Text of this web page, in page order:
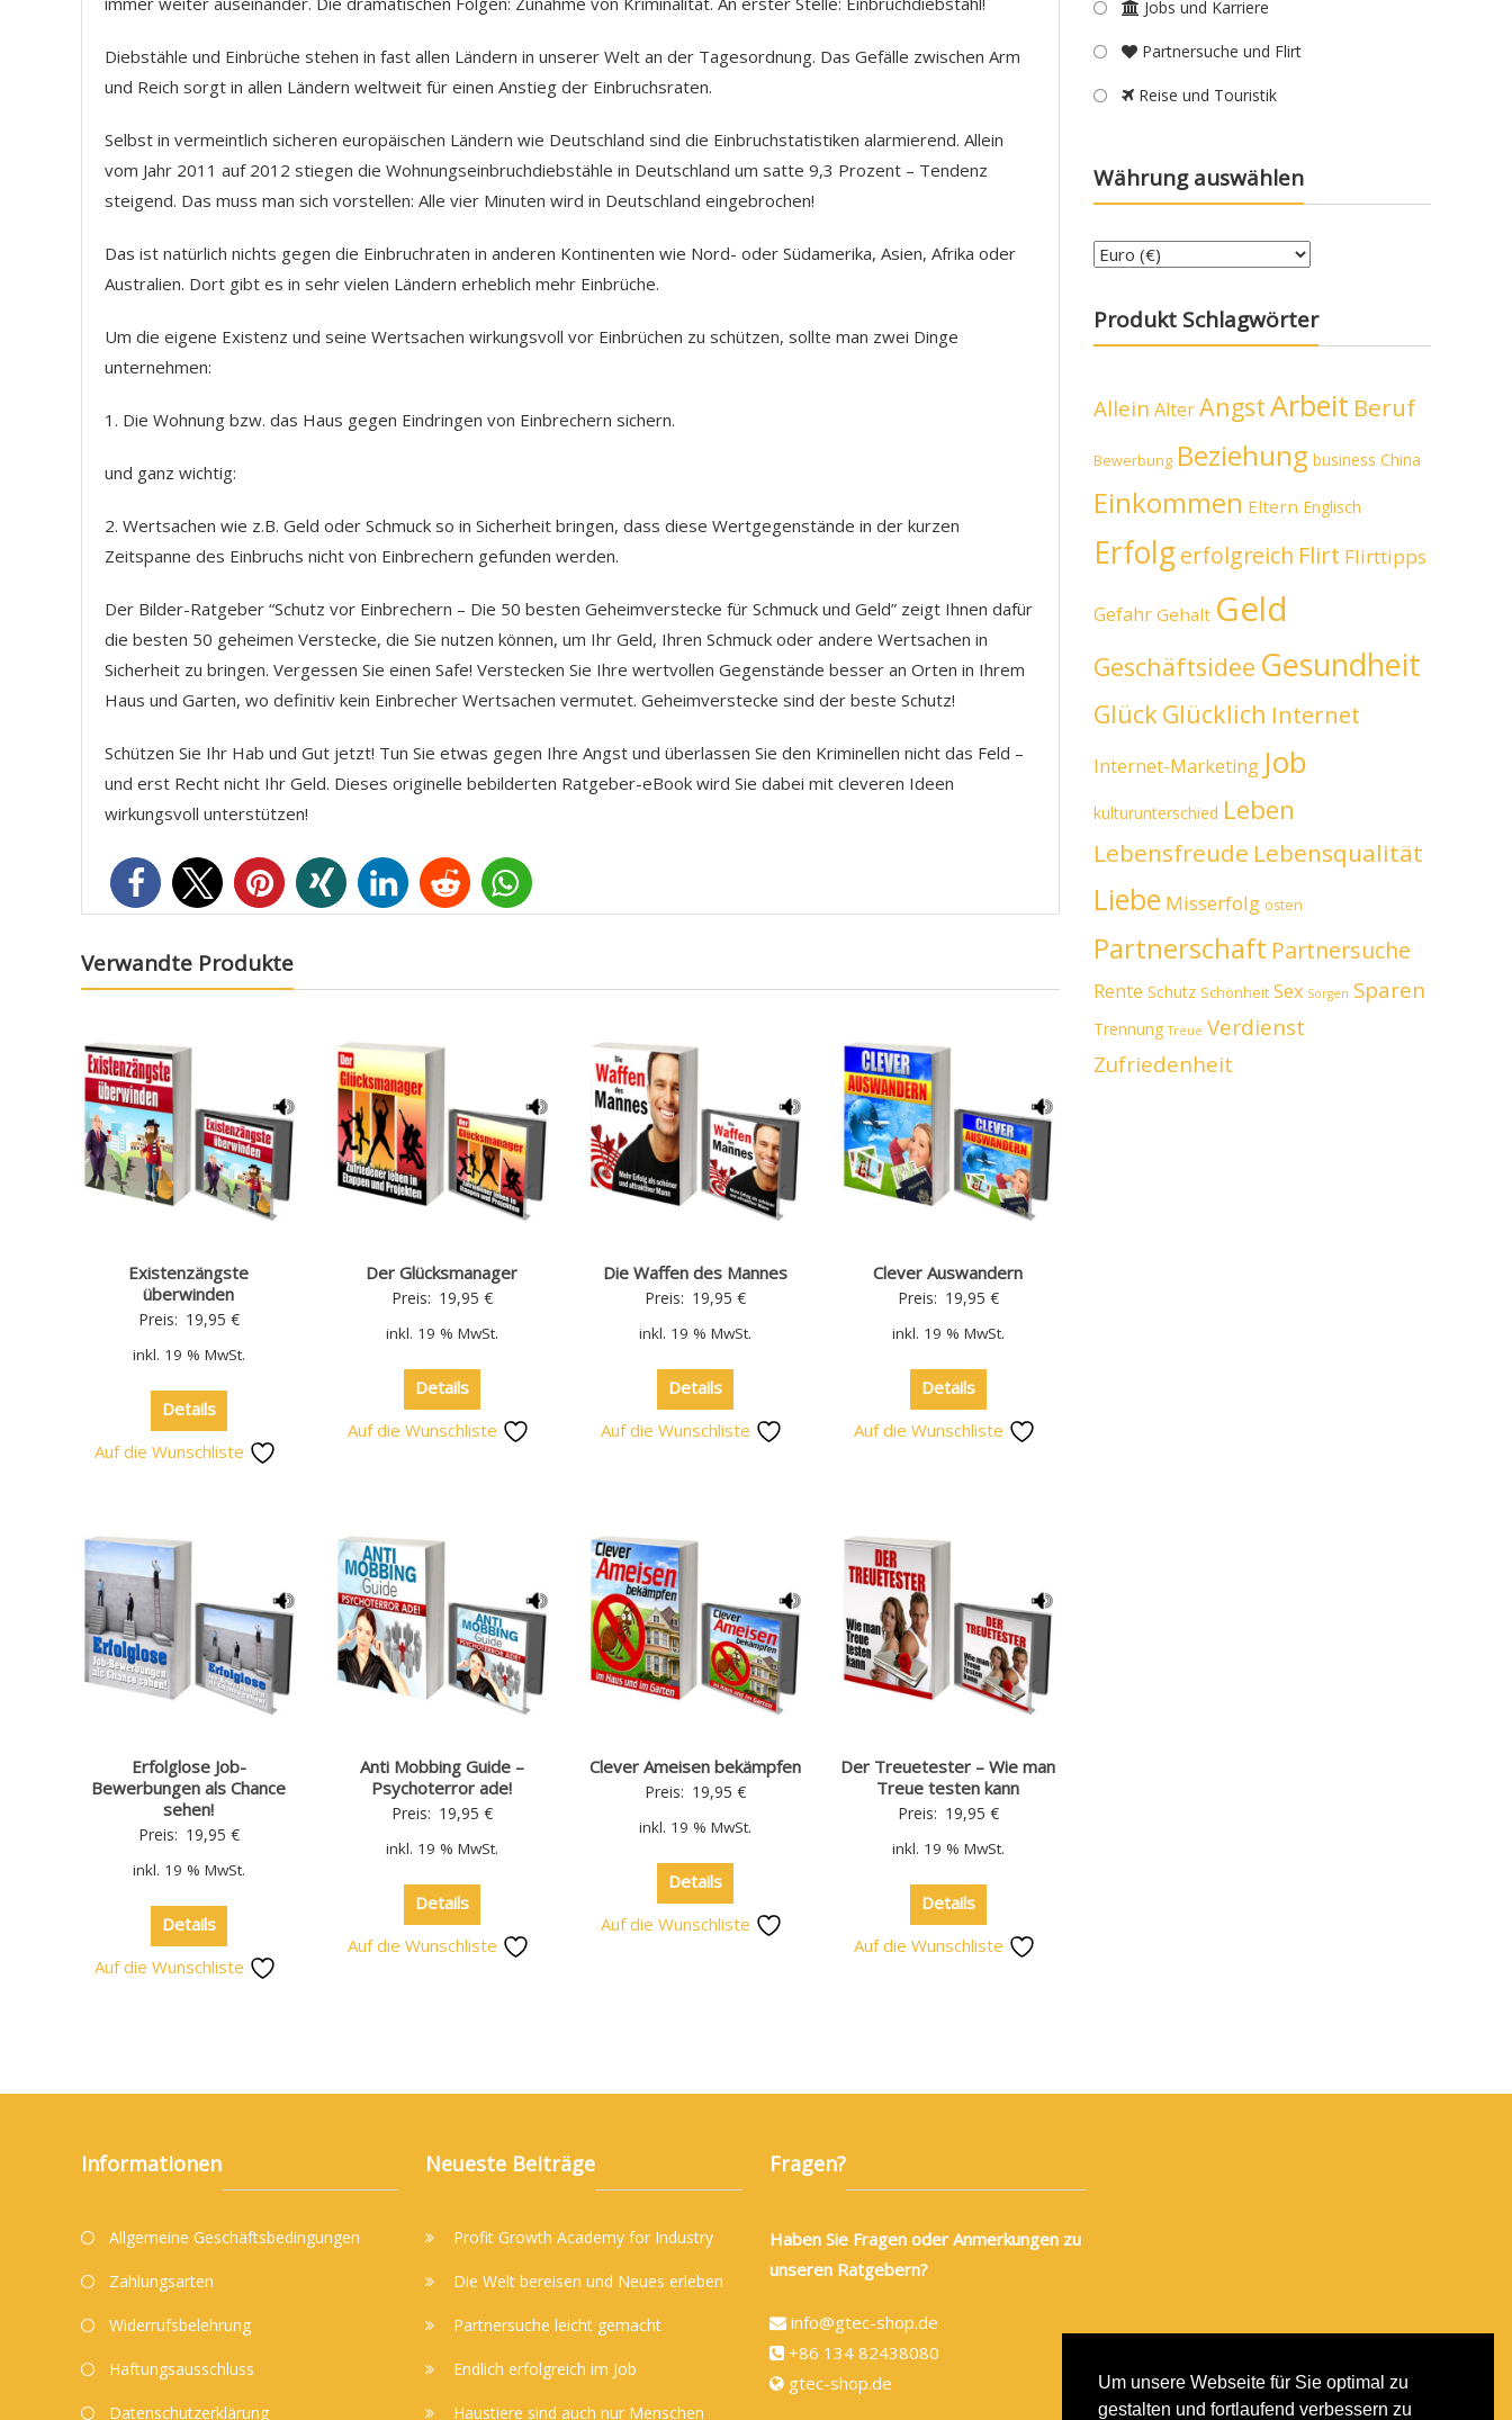
Um unsere Webseite für Sie optimal zu
gestalten und fortlaufend verbessern zu
Diebstähle und Einbrüche stehen in fast allen Ländern in unserer Welt an der Tagesordnung. Das Gefälle zwischen Arm
und Reich sorgt in allen Ländern weltweit für einen Anstieg der Einbruchsraten.
Selbst in vermeintlich sicheren europäischen Ländern wie Deutschland sind die Einbruchstatistiken alarmierend. Allein
vom Jahr 2011 auf 2012 stiegen die Wohnungseinbruchdiebstähle in Deutschland um satte 9,3 Prozent – Tendenz
steigend. Das muss man sich vorstellen: Alle vier Minuten wird in Deutschland eingebrochen!
Das ist natürlich nichts gegen die Einbruchraten in anderen Kontinenten wie Nord- oder Südamerika, Asien, Afrika oder
Australien. Dort gibt es in sehr vielen Ländern erheblich mehr Einbrüche.
Um die eigene Existenz und seine Wertsachen wirkungsvoll vor Einbrüchen zu schützen, sollte man zwei Dinge
unternehmen:
1. Die Wohnung bzw. das Haus gegen Eindringen von Einbrechern sichern.
und ganz wichtig:
2. Wertsachen wie z.B. Geld oder Schmuck so in Sicherheit bringen, dass diese Wertgegenstände in der kurzen
Zeitspanne des Einbruchs nicht von Einbrechern gefunden werden.
Der Bilder-Ratgeber “Schutz vor Einbrechern – Die 50 besten Geheimverstecke für Schmuck und Geld” zeigt Ihnen dafür
die besten 50 geheimen Verstecke, die Sie nutzen können, um Ihr Geld, Ihren Schmuck oder andere Wertsachen in
Sicherheit zu bringen. Vergessen Sie einen Safe! Verstecken Sie Ihre wertvollen Gegenstände besser an Orten in Ihrem
Haus und Garten, wo definitiv kein Einbrecher Wertsachen vermutet. Geheimverstecke sind der beste Schutz!
Schützen Sie Ihr Hab und Gut jetzt! Tun Sie etwas gegen Ihre Angst und überlassen Sie den Kriminellen nicht das Feld –
und erst Recht nicht Ihr Geld. Dieses originelle bebilderten Ratgeber-eBook wird Sie dabei mit cleveren Ideen
wirkungsvoll unterstützen!
Verwandte Produkte
Existenzängste
überwinden
Preis: 19,95 €
inkl. 19 % MwSt.
Details
Auf die Wunschliste
Der Glücksmanager
Preis: 19,95 €
inkl. 19 % MwSt.
Details
Auf die Wunschliste
Die Waffen des Mannes
Preis: 19,95 €
inkl. 19 % MwSt.
Details
Auf die Wunschliste
Clever Auswandern
Preis: 19,95 €
inkl. 19 % MwSt.
Details
Auf die Wunschliste
Erfolglose Job-
Bewerbungen als Chance
sehen!
Preis: 19,95 €
inkl. 19 % MwSt.
Details
Auf die Wunschliste
Anti Mobbing Guide –
Psychoterror ade!
Preis: 19,95 €
inkl. 19 % MwSt.
Details
Auf die Wunschliste
Clever Ameisen bekämpfen
Preis: 19,95 €
inkl. 19 % MwSt.
Details
Auf die Wunschliste
Der Treuetester – Wie man
Treue testen kann
Preis: 19,95 €
inkl. 19 % MwSt.
Details
Auf die Wunschliste
Jobs und Karriere
Partnersuche und Flirt
Reise und Touristik
Währung auswählen
Produkt Schlagwörter
Allein AlterAngstArbeit Beruf
Bewerbung Beziehung business China
Einkommen Eltern Englisch
Erfolgerfolgreich Flirt Flirttipps
Gefahr Gehalt Geld
Geschäftsidee Gesundheit
GlückGlücklich Internet
Internet-Marketing Job
kulturunterschied Leben
Lebensfreude Lebensqualität
Liebe Misserfolg osten
Partnerschaft Partnersuche
Rente Schutz Schönheit Sex Sorgen Sparen
Trennung Treue Verdienst
Zufriedenheit
Informationen
Allgemeine Geschäftsbedingungen
Zahlungsarten
Widerrufsbelehrung
Haftungsausschluss
Datenschutzerklärung
Neueste Beiträge
Profit Growth Academy for Industry
Die Welt bereisen und Neues erleben
Partnersuche leicht gemacht
Endlich erfolgreich im Job
Haustiere sind auch nur Menschen
Fragen?
Haben Sie Fragen oder Anmerkungen zu
unseren Ratgebern?
info@gtec-shop.de
+86 134 82438080
gtec-shop.de